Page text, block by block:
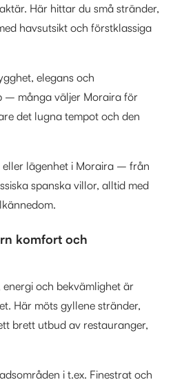
Här hittar du små stränder,
havsutsikt och förstklassiga
elegans och
– många väljer Moraira för
det lugna tempot och den
eller lägenhet i Moraira – från
spanska villor, alltid med
komfort och
energi och bekvämlighet är
Här möts gyllene stränder,
brett utbud av restauranger,
i t.ex. Finestrat och